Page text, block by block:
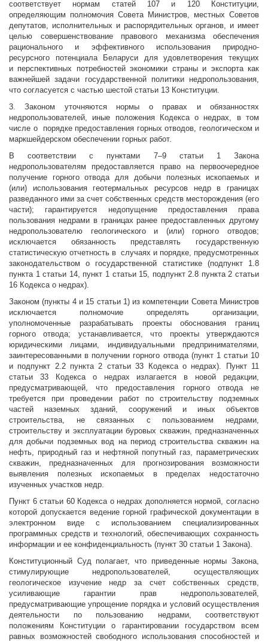
соответствует нормам статей 107 и 120 Конституции,
определяющим полномочия Совета Министров, местных Советов
депутатов, исполнительных и распорядительных органов, и имеет
целью совершенствование правового механизма обеспечения
рационального и эффективного использования природно-
ресурсного потенциала Беларуси для удовлетворения текущих
и перспективных потребностей экономики страны и экспорта как
важнейшей задачи государственной политики недропользования,
что согласуется с частью шестой статьи 13 Конституции.
3. Законом уточняются нормы о правах и обязанностях
недропользователей, иные положения Кодекса о недрах, в том
числе о порядке предоставления горных отводов, геологическом и
маркшейдерском обеспечении горных работ.
В соответствии с пунктами 7–9 статьи 1 Закона
недропользователям предоставляется право на первоочередное
получение горного отвода для добычи полезных ископаемых и
(или) использования геотермальных ресурсов недр в границах
разведанного ими за счет собственных средств месторождения (его
части); гарантируется недопущение предоставления права
пользования недрами в границах ранее предоставленных другому
недропользователю геологического и (или) горного отводов;
исключается обязанность представлять государственную
статистическую отчетность в случаях и порядке, предусмотренных
законодательством о государственной статистике (подпункт 1.8
пункта 1 статьи 14, пункт 1 статьи 15, подпункт 2.8 пункта 2 статьи
16 Кодекса о недрах).
Законом (пункты 4 и 15 статьи 1) из компетенции Совета Министров
исключается полномочие определять организации,
уполномоченные разрабатывать проекты обоснования границ
горного отвода; устанавливается, что проекты утверждаются
юридическими лицами, индивидуальными предпринимателями,
заинтересованными в получении горного отвода (пункт 1 статьи 10
и подпункт 2.2 пункта 2 статьи 33 Кодекса о недрах). Пункт 11
статьи 33 Кодекса о недрах излагается в новой редакции,
предусматривающей, что предоставления горного отвода не
требуется при проведении работ по строительству подземных
частей наземных зданий, сооружений и иных объектов
строительства, не связанных с пользованием недрами,
строительству и эксплуатации буровых скважин, предназначенных
для добычи подземных вод на период строительства скважин на
нефть, природный газ и нефтяной попутный газ, параметрических
скважин, предназначенных для прогнозирования возможности
выявления полезных ископаемых в пределах недостаточно
изученных участков недр.
Пункт 6 статьи 60 Кодекса о недрах дополняется нормой, согласно
которой допускается ведение горной графической документации в
электронном виде с использованием специализированных
программных средств и технологий, обеспечивающих сохранность
информации и ее конфиденциальность (пункт 30 статьи 1 Закона).
Конституционный Суд полагает, что приведенные нормы Закона,
стимулирующие недропользователей, осуществляющих
геологическое изучение недр за счет собственных средств,
усиливающие гарантии прав недропользователей,
предусматривающие упрощение порядка и условий осуществления
деятельности по пользованию недрами, соответствуют
положениям Конституции о гарантировании государством всем
равных возможностей свободного использования способностей и